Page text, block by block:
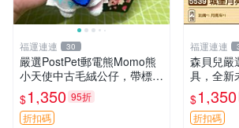
福運連連 30
嚴選PostPet郵電熊Momo熊
小天使中古毛絨公仔，帶標牌
保存完好。絕版稀有少見收藏
品，微瑕可接受，狀態如圖。
所見即所得，毛絨精品嚴選推
$1,350 95折
折扣碼
福運連連
森貝兒嚴
具，全新
合收藏
款 儲倉
$1,350
折扣碼